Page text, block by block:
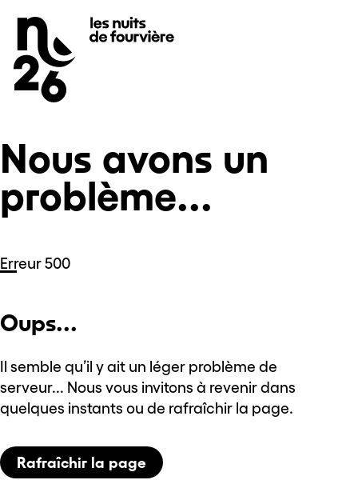
Se rendre au
Contenu principal
Pied de page
Nous avons un
problème...
Erreur 500
Oups...
Il semble qu’il y ait un léger problème de
serveur... Nous vous invitons à revenir dans
quelques instants ou de rafraîchir la page.
Rafraîchir la page